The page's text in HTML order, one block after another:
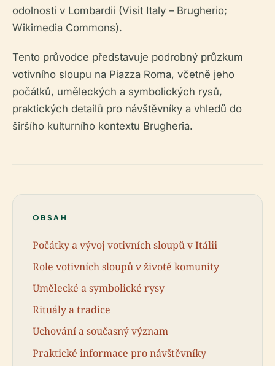
odolnosti v Lombardii (Visit Italy – Brugherio;
Wikimedia Commons).
Tento průvodce představuje podrobný průzkum
votivního sloupu na Piazza Roma, včetně jeho
počátků, uměleckých a symbolických rysů,
praktických detailů pro návštěvníky a vhledů do
širšího kulturního kontextu Brugheria.
OBSAH
Počátky a vývoj votivních sloupů v Itálii
Role votivních sloupů v životě komunity
Umělecké a symbolické rysy
Rituály a tradice
Uchování a současný význam
Praktické informace pro návštěvníky